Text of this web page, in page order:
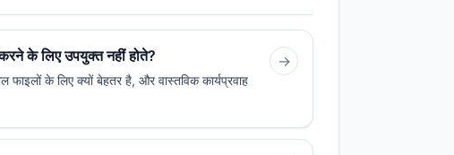
के लिए उपयुक्त नहीं होते?
के लिए क्यों बेहतर है, और वास्तविक कार्यप्रवाह
→